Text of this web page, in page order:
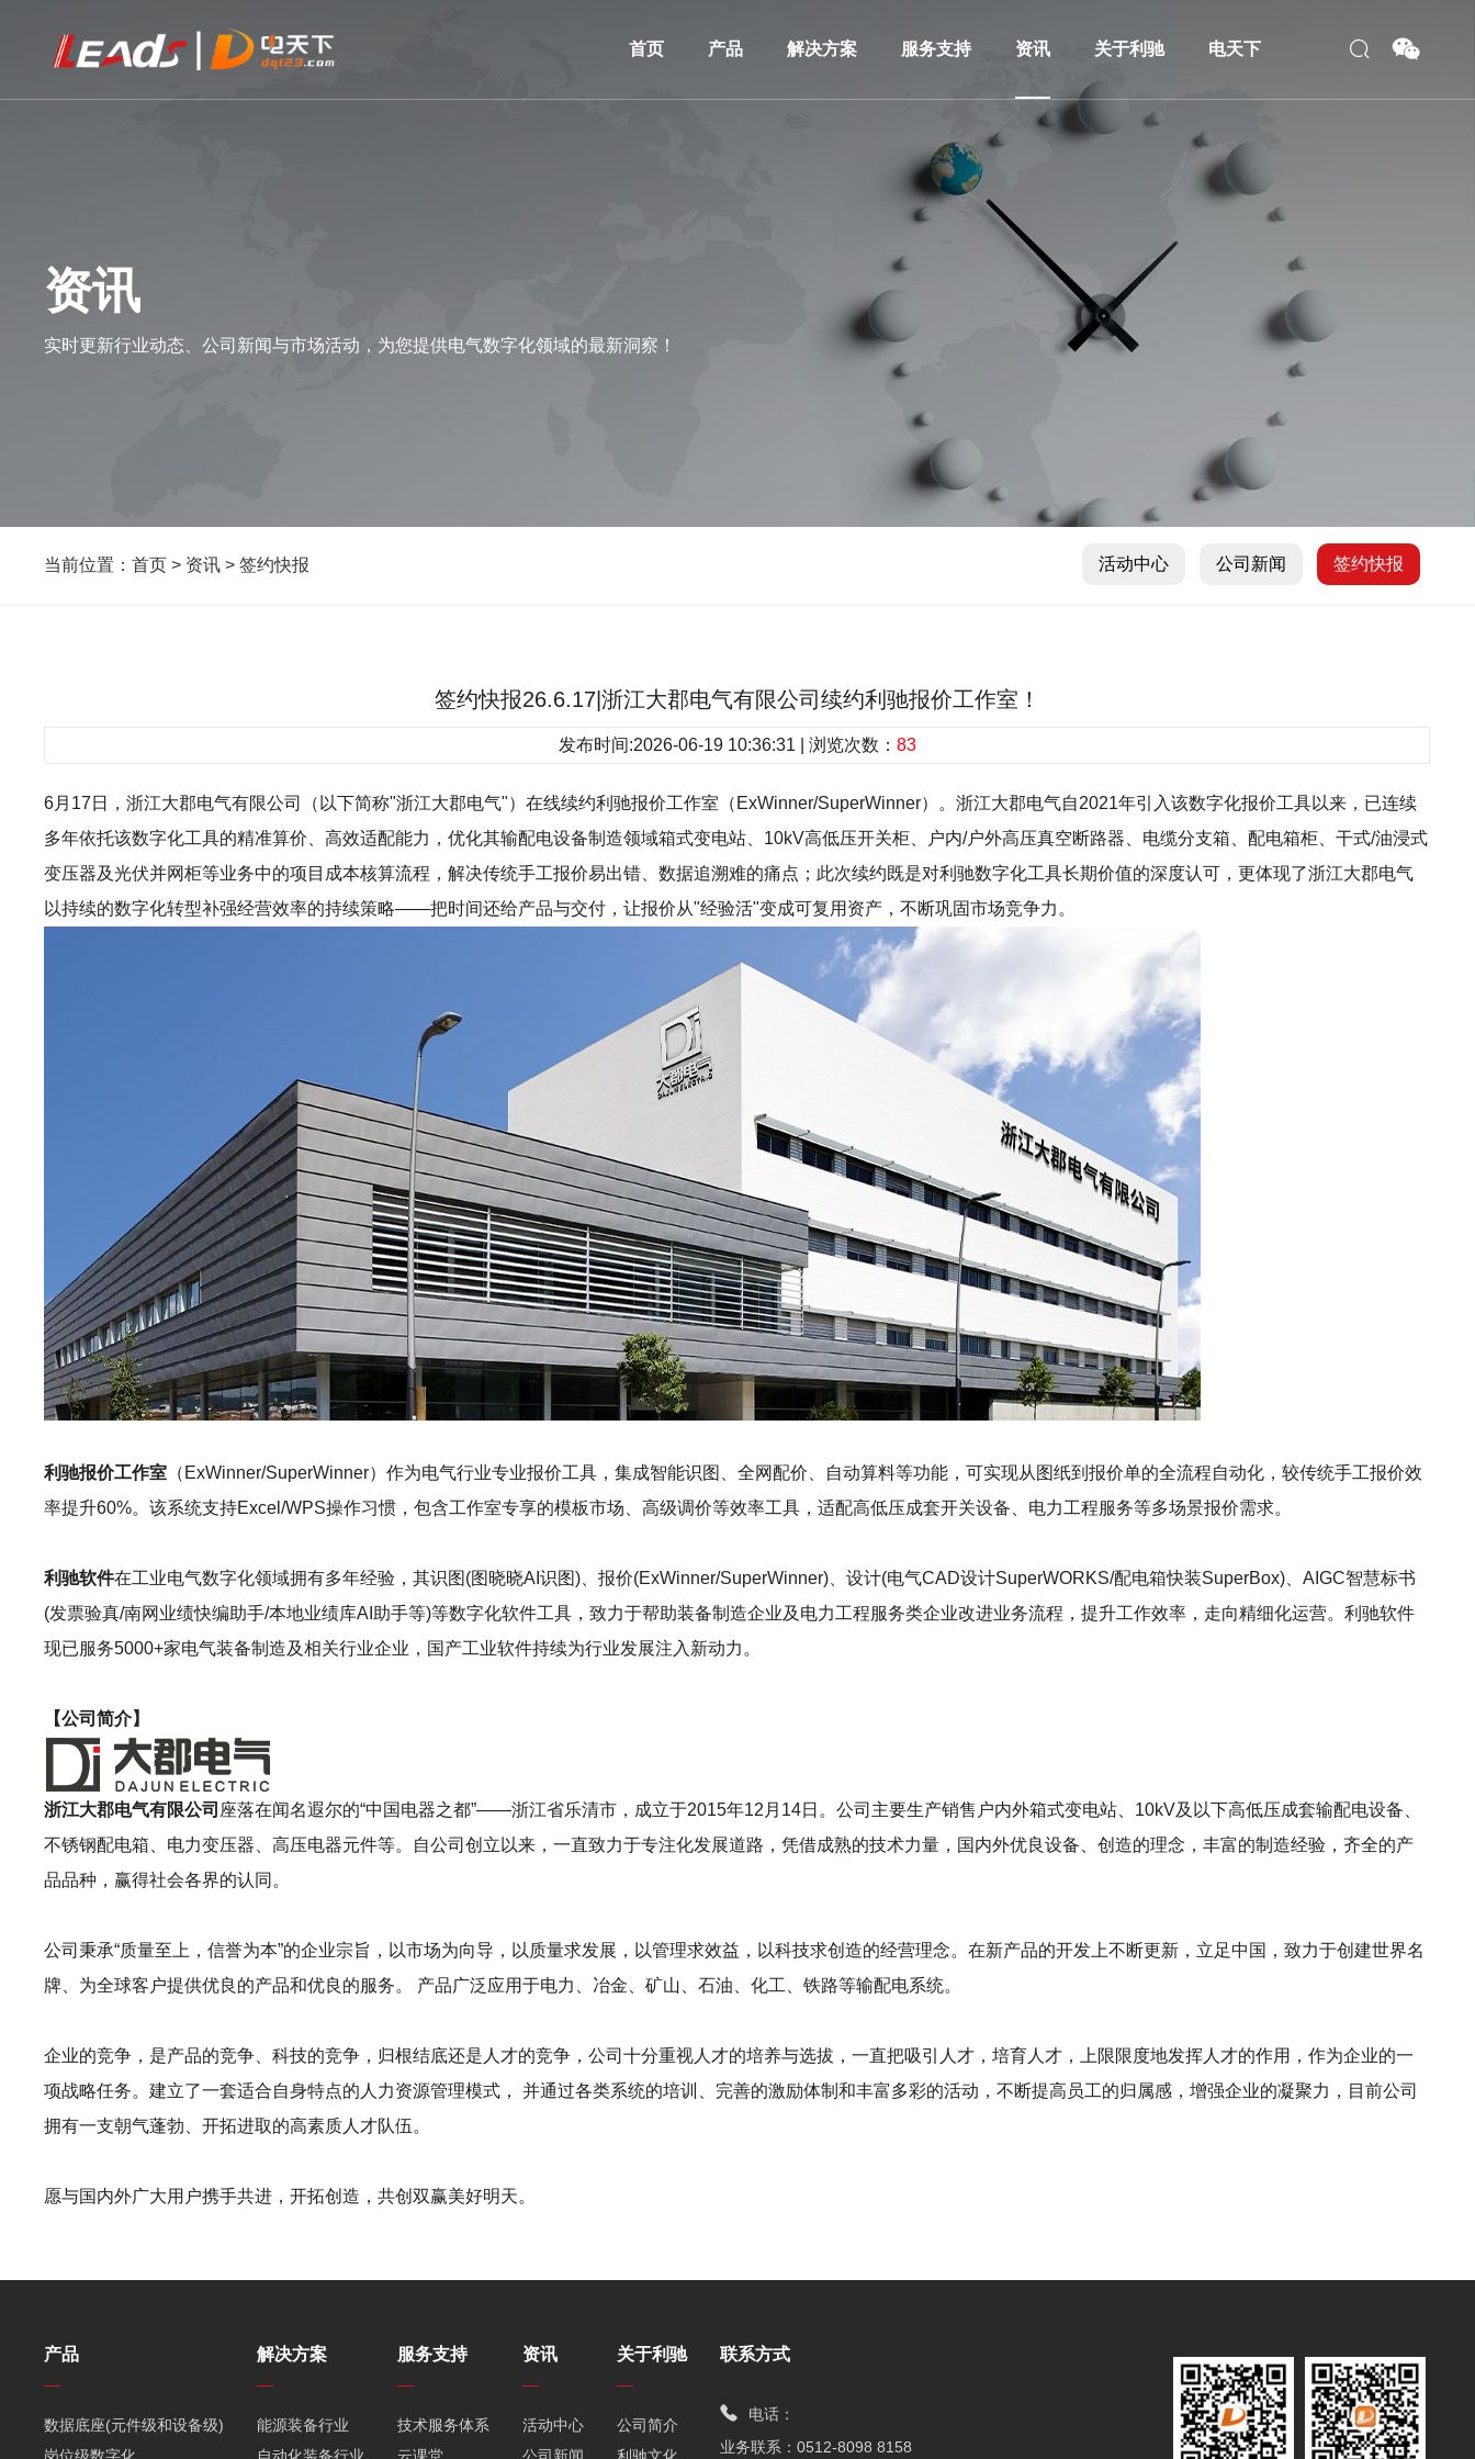
首页 产品 解决方案 服务支持 资讯 关于利驰 电天下
资讯
实时更新行业动态、公司新闻与市场活动，为您提供电气数字化领域的最新洞察！
当前位置：首页 > 资讯 >签约快报 活动中心 公司新闻 签约快报
签约快报26.6.17|浙江大郡电气有限公司续约利驰报价工作室！
发布时间:2026-06-19 10:36:31 | 浏览次数： 83
6月17日，浙江大郡电气有限公司（以下简称"浙江大郡电气"）在线续约利驰报价工作室（ExWinner/SuperWinner）。浙江大郡电气自2021年引入该数字化报价工具以来，已连续
多年依托该数字化工具的精准算价、高效适配能力，优化其输配电设备制造领域箱式变电站、10kV高低压开关柜、户内/户外高压真空断路器、电缆分支箱、配电箱柜、干式/油浸式
变压器及光伏并网柜等业务中的项目成本核算流程，解决传统手工报价易出错、数据追溯难的痛点；此次续约既是对利驰数字化工具长期价值的深度认可，更体现了浙江大郡电气
以持续的数字化转型补强经营效率的持续策略——把时间还给产品与交付，让报价从"经验活"变成可复用资产，不断巩固市场竞争力。
利驰报价工作室 （ExWinner/SuperWinner）作为电气行业专业报价工具，集成智能识图、全网配价、自动算料等功能，可实现从图纸到报价单的全流程自动化，较传统手工报价效
率提升60%。该系统支持Excel/WPS操作习惯，包含工作室专享的模板市场、高级调价等效率工具，适配高低压成套开关设备、电力工程服务等多场景报价需求。
利驰软件在工业电气数字化领域拥有多年经验，其识图(图晓晓AI识图)、报价(ExWinner/SuperWinner)、设计(电气CAD设计SuperWORKS/配电箱快装SuperBox)、AIGC智慧标书
(发票验真/南网业绩快编助手/本地业绩库AI助手等)等数字化软件工具，致力于帮助装备制造企业及电力工程服务类企业改进业务流程，提升工作效率，走向精细化运营。利驰软件
现已服务5000+家电气装备制造及相关行业企业，国产工业软件持续为行业发展注入新动力。
【公司简介】
浙江大郡电气有限公司 座落在闻名遐尔的“中国电器之都”——浙江省乐清市，成立于2015年12月14日。公司主要生产销售户内外箱式变电站、10kV及以下高低压成套输配电设备、
不锈钢配电箱、电力变压器、高压电器元件等。自公司创立以来，一直致力于专注化发展道路，凭借成熟的技术力量，国内外优良设备、创造的理念，丰富的制造经验，齐全的产
品品种，赢得社会各界的认同。
公司秉承“质量至上，信誉为本”的企业宗旨，以市场为向导，以质量求发展，以管理求效益，以科技求创造的经营理念。在新产品的开发上不断更新，立足中国，致力于创建世界名
牌、为全球客户提供优良的产品和优良的服务。 产品广泛应用于电力、冶金、矿山、石油、化工、铁路等输配电系统。
企业的竞争，是产品的竞争、科技的竞争，归根结底还是人才的竞争，公司十分重视人才的培养与选拔，一直把吸引人才，培育人才，上限限度地发挥人才的作用，作为企业的一
项战略任务。建立了一套适合自身特点的人力资源管理模式， 并通过各类系统的培训、完善的激励体制和丰富多彩的活动，不断提高员工的归属感，增强企业的凝聚力，目前公司
拥有一支朝气蓬勃、开拓进取的高素质人才队伍。
愿与国内外广大用户携手共进，开拓创造，共创双赢美好明天。
产品
数据底座(元件级和设备级)
解决方案
能源装备行业
服务支持
技术服务体系
资讯
活动中心
关于利驰
公司简介
联系方式
电话：
业务联系：0512-8098 8158